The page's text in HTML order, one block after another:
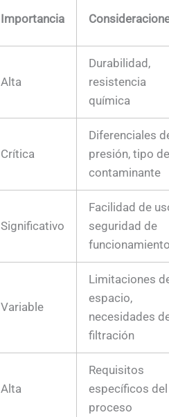
Importancia
Alta
Durabilidad,
resistencia
química
Crítica
Diferenciales
presión, tipo
contaminante
Significativo
Facilidad de
seguridad de
Variable
Limitaciones
espacio,
necesidades
filtración
Alta
Requisitos
específicos del
proceso